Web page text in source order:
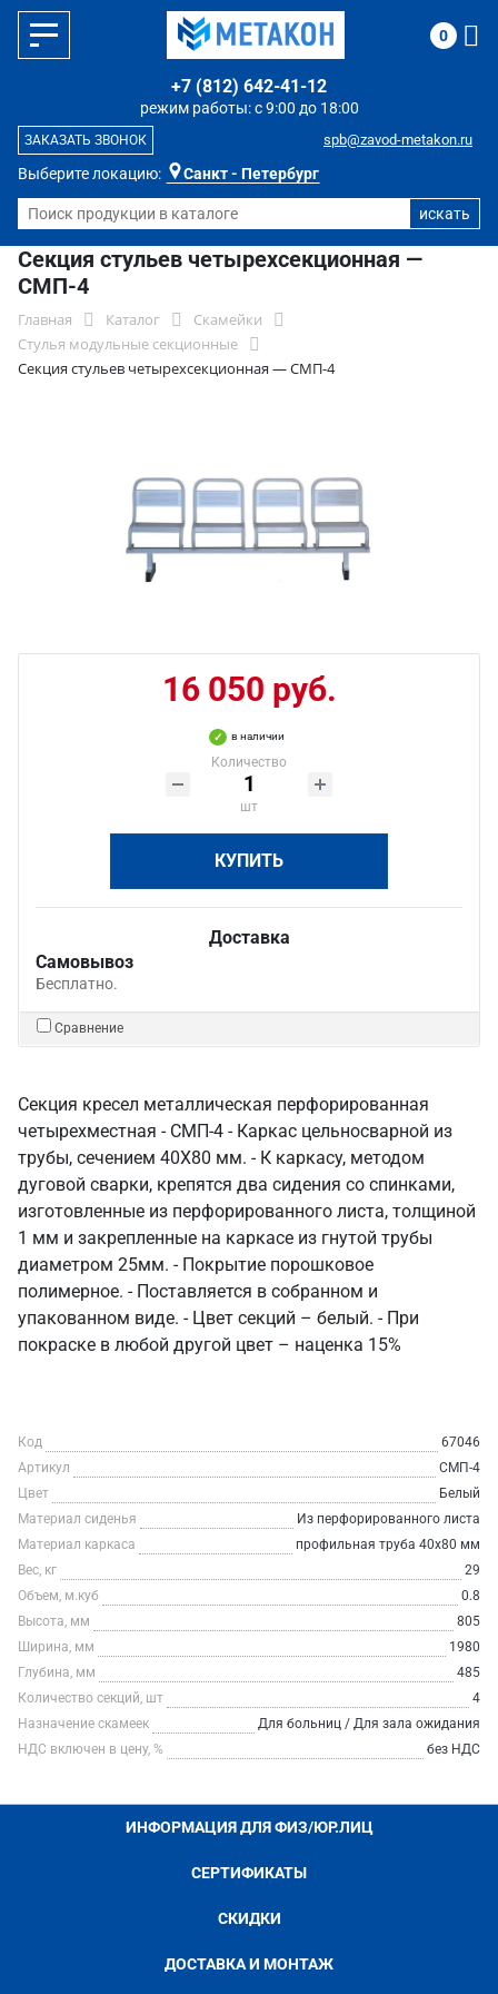
Выберите локацию: Санкт - Петербург
режим работы: с 9:00 до 18:00
+7 (812) 642-41-12
spb@zavod-metakon.ru
ЗАКАЗАТЬ ЗВОНОК
0
Секция стульев четырехсекционная —
СМП-4
Главная Каталог
Скамейки
Стулья модульные секционные
Секция стульев четырехсекционная — СМП-4
16 050 руб.
в наличии
Количество
шт
КУПИТЬ
Доставка
Самовывоз
Бесплатно.
Сравнение
Секция кресел металлическая перфорированная
четырехместная - СМП-4 - Каркас цельносварной из
трубы, сечением 40Х80 мм. - К каркасу, методом
дуговой сварки, крепятся два сидения со спинками,
изготовленные из перфорированного листа, толщиной
1 мм и закрепленные на каркасе из гнутой трубы
диаметром 25мм. - Покрытие порошковое
полимерное. - Поставляется в собранном и
упакованном виде. - Цвет секций – белый. - При
покраске в любой другой цвет – наценка 15%
Код
67046
Артикул
СМП-4
Цвет
Белый
Материал сиденья
Из перфорированного листа
Материал каркаса
профильная труба 40х80 мм
Вес, кг
29
Объем, м.куб
0.8
Высота, мм
805
Ширина, мм
1980
Глубина, мм
485
Количество секций, шт
4
Назначение скамеек
Для больниц / Для зала ожидания
НДС включен в цену, %
без НДС
ИНФОРМАЦИЯ ДЛЯ ФИЗ/ЮР.ЛИЦ
СЕРТИФИКАТЫ
СКИДКИ
ДОСТАВКА И МОНТАЖ